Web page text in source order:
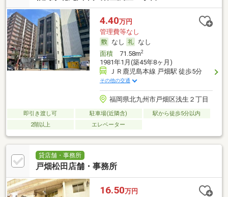
4.40万円
管理費等なし
なし
なし
面積71.58m2
1981年1月(築45年8ヶ月)
ＪＲ鹿児島本線 戸畑駅 徒歩5分
その他の交通
福岡県北九州市戸畑区浅生２丁目
即引き渡し可 駐車場(近隣含)
駅から徒歩5分以内
2階以上
エレベーター
貸店舗・事務所
戸畑松田店舗・事務所
16.50万円